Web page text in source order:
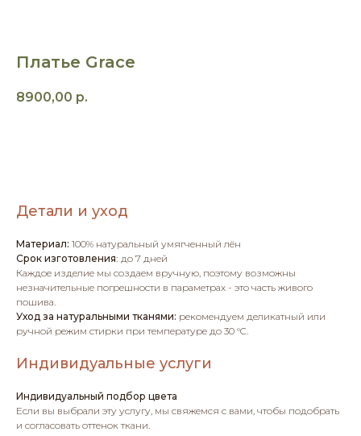
Платье Grace
8900,00 р.
Детали и уход
Материал: 100% натуральный умягченный лён
Срок изготовления: до 7 дней
Каждое изделие мы создаем вручную, поэтому возможны
незначительные погрешности в параметрах - это часть живого
пошива.
Уход за натуральными тканями: рекомендуем деликатный или
ручной режим стирки при температуре до 30 °C.
Индивидуальные услуги
Индивидуальный подбор цвета
Если вы выбрали эту услугу, мы свяжемся с вами, чтобы подобрать
и согласовать оттенок ткани.